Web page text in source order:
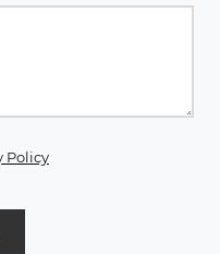
Policy